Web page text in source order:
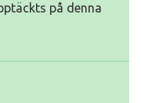
på denna